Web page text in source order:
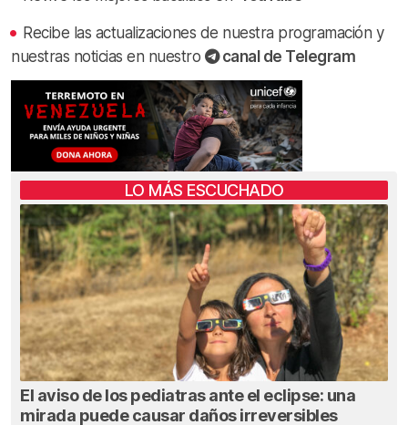
Recibe las actualizaciones de nuestra programación y
nuestras noticias en nuestro
canal de Telegram
LO MÁS ESCUCHADO
El aviso de los pediatras ante el eclipse: una
mirada puede causar daños irreversibles